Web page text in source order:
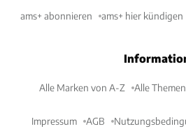
ams+ abonnieren ams+ hier kündigen
Alle Marken von A-Z Alle
Impressum AGB